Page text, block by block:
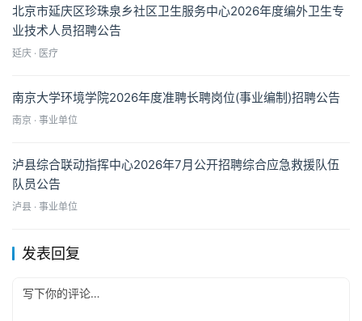
北京市延庆区珍珠泉乡社区卫生服务中心2026年度编外卫生专
业技术人员招聘公告
延庆 · 医疗
南京大学环境学院2026年度准聘长聘岗位(事业编制)招聘公告
南京 · 事业单位
泸县综合联动指挥中心2026年7月公开招聘综合应急救援队伍
队员公告
泸县 · 事业单位
发表回复